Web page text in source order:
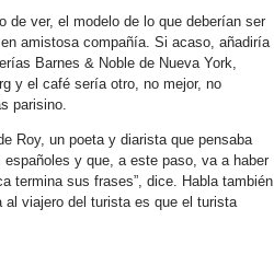
de ver, el modelo de lo que deberían ser
amistosa compañía. Si acaso, añadiría
Barnes & Noble de Nueva York,
y el café sería otro, no mejor, no
parisino.
Roy, un poeta y diarista que pensaba
y que, a este paso, va a haber
termina sus frases”, dice. Habla también
al viajero del turista es que el turista